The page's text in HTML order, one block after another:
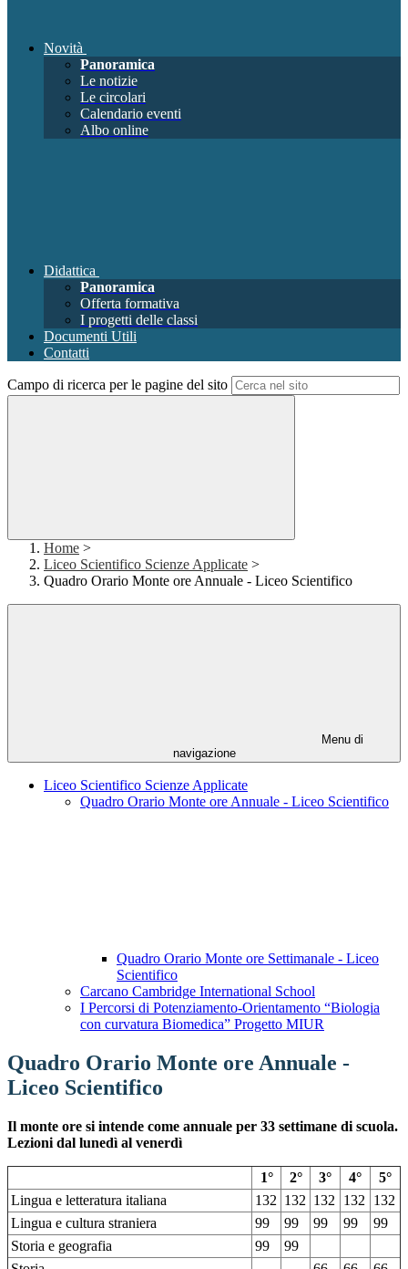
Novità
Panoramica
Le notizie
Le circolari
Calendario eventi
Albo online
Didattica
Panoramica
Offerta formativa
I progetti delle classi
Documenti Utili
Contatti
Campo di ricerca per le pagine del sito
Home >
Liceo Scientifico Scienze Applicate >
Quadro Orario Monte ore Annuale - Liceo Scientifico
Menu di
navigazione
Liceo Scientifico Scienze Applicate
Quadro Orario Monte ore Annuale - Liceo Scientifico
Quadro Orario Monte ore Settimanale - Liceo
Scientifico
Carcano Cambridge International School
I Percorsi di Potenziamento-Orientamento “Biologia
con curvatura Biomedica” Progetto MIUR
Quadro Orario Monte ore Annuale -
Liceo Scientifico
Il monte ore si intende come annuale per 33 settimane di scuola.
Lezioni dal lunedì al venerdì
1° 2° 3° 4°
5°
Lingua e letteratura italiana
132 132 132 132
132
Lingua e cultura straniera
99 99 99 99
99
Storia e geografia
99
99